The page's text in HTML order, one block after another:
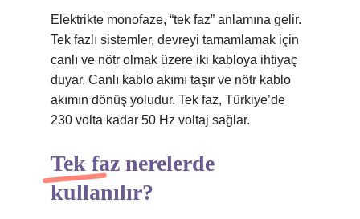
Elektrikte monofaze, “tek faz” anlamına gelir.
Tek fazlı sistemler, devreyi tamamlamak için
canlı ve nötr olmak üzere iki kabloya ihtiyaç
duyar. Canlı kablo akımı taşır ve nötr kablo
akımın dönüş yoludur. Tek faz, Türkiye’de
230 volta kadar 50 Hz voltaj sağlar.
Tek faz nerelerde
kullanılır?